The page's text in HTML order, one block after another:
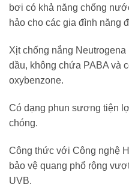
bơi có khả năng chống
hảo cho các gia đình năng
Xịt chống nắng
dầu, không chứa PABA và
oxybenzone.
Có dạng phun sương tiện
chóng.
Công thức với Công nghệ
bảo vệ quang phổ rộng
UVB.